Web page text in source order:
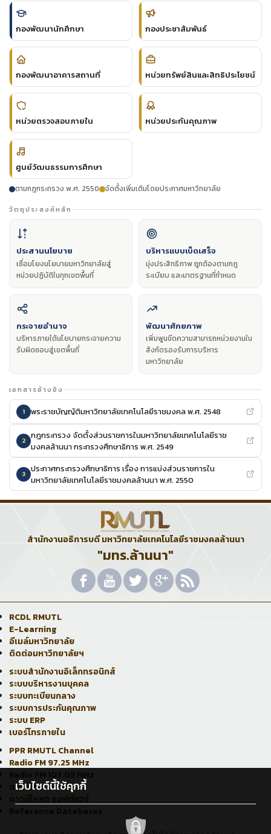
กองพัฒนานักศึกษา กองประชาสัมพันธ์
กองพัฒนาอาคารสถานที่ หน่วยทรัพย์สินและสิทธิประโยชน์
หน่วยตรวจสอบภายใน หน่วยประกันคุณภาพ
ศูนย์วัฒนธรรมการศึกษา
ตามกฎกระทรวง พ.ศ. 2550 จัดตั้งเพิ่มเติมโดยประกาศมหาวิทยาลัย
วัตถุประสงค์หลัก
ประสานนโยบาย
เชื่อมโยงนโยบายมหาวิทยาลัยสู่
หน่วยปฏิบัติในทุกเขตพื้นที่
บริหารแบบเบ็ดเสร็จ
มุ่งประสิทธิภาพ ถูกต้องตามกฎ
ระเบียบ และมาตรฐานที่กำหนด
กระจายอำนาจ
บริหารภายใต้นโยบายกระจายความ
รับผิดชอบสู่เขตพื้นที่
พัฒนาศักยภาพ
เพิ่มพูนขีดความสามารถหน่วยงานใน
สังกัดรองรับการบริหาร
มหาวิทยาลัย
เอกสารอ้างอิง
1 พระราชบัญญัติมหาวิทยาลัยเทคโนโลยีราชมงคล พ.ศ. 2548
2 กฎกระทรวง จัดตั้งส่วนราชการในมหาวิทยาลัยเทคโนโลยีราช
มงคลล้านนา กระทรวงศึกษาธิการ พ.ศ. 2549
3 ประกาศกระทรวงศึกษาธิการ เรื่อง การแบ่งส่วนราชการใน
มหาวิทยาลัยเทคโนโลยีราชมงคลล้านนา พ.ศ. 2550
สำนักงานอธิการบดี มหาวิทยาลัยเทคโนโลยีราชมงคลล้านนา
"มทร.ล้านนา"
RCDL RMUTL
E-Learning
อีเมล์มหาวิทยาลัย
ติดต่อมหาวิทยาลัยฯ
ระบบสำนักงานอิเล็กทรอนิกส์
ระบบบริหารงานบุคคล
ระบบทะเบียนกลาง
ระบบการประกันคุณภาพ
ระบบ ERP
เบอร์โทรภายใน
PPR RMUTL Channel
Radio FM 97.25 MHz
Radio FM 107.05 MHz
ดาวน์โหลด E-book
ดาวน์โหลด ซอฟต์แวร์
Reference Databases
เว็บไซต์นี้ใช้คุกกี้